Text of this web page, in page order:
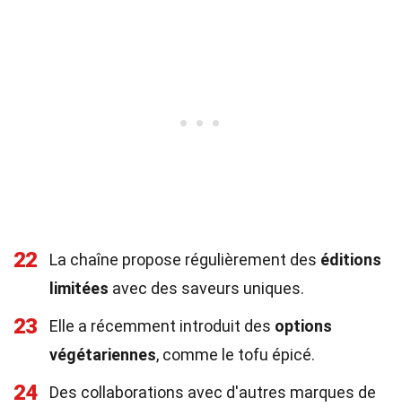
22 La chaîne propose régulièrement des éditions
limitées avec des saveurs uniques.
23 Elle a récemment introduit des options
végétariennes, comme le tofu épicé.
24
Des collaborations avec d'autres marques de